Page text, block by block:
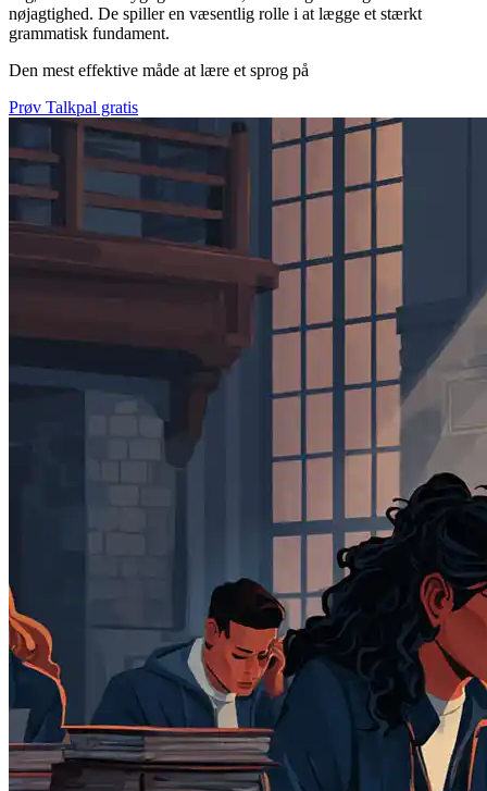
nøjagtighed. De spiller en væsentlig rolle i at lægge et stærkt
grammatisk fundament.
Den mest effektive måde at lære et sprog på
Prøv Talkpal gratis